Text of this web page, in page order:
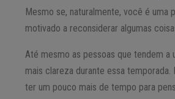
Mesmo se, naturalmente, você é
motivado a reconsiderar algumas
Até mesmo as pessoas que tendem
mais clareza durante essa
ter um pouco mais de tempo para